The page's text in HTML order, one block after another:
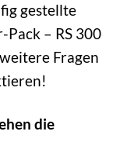
gestellte
Pack – RS 300
Fragen
die